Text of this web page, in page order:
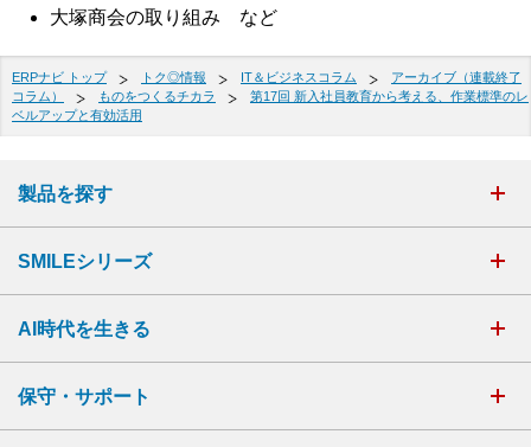
大塚商会の取り組み など
ERPナビ トップ トク◎情報 IT＆ビジネスコラム
アーカイブ（連載終了
コラム）
ものをつくるチカラ
第17回 新入社員教育から考える、作業標準のレ
ベルアップと有効活用
製品を探す
SMILEシリーズ
AI時代を生きる
保守・サポート